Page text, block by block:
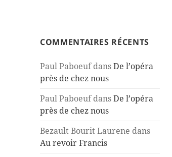
COMMENTAIRES RÉCENTS
Paul PaboeufdansDe l’opéra
près de chez nous
Paul PaboeufdansDe l’opéra
près de chez nous
Bezault Bourit Laurene dans
Au revoir Francis